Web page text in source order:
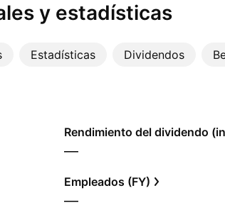
y estadísticas
Estadísticas Dividendos
—
Empleados (FY)
—